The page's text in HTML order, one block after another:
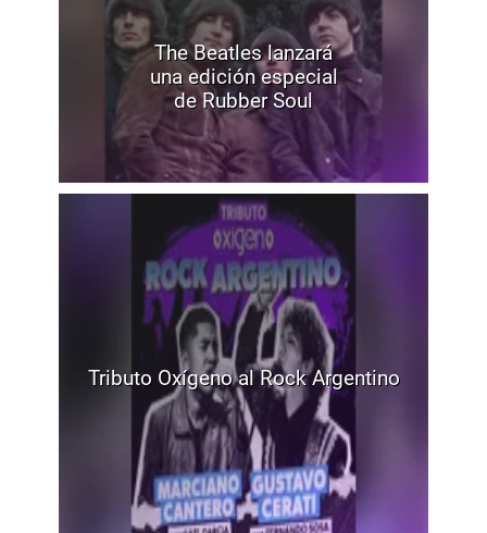
The Beatles lanzará
una edición especial
de Rubber Soul
Tributo Oxígeno al Rock Argentino